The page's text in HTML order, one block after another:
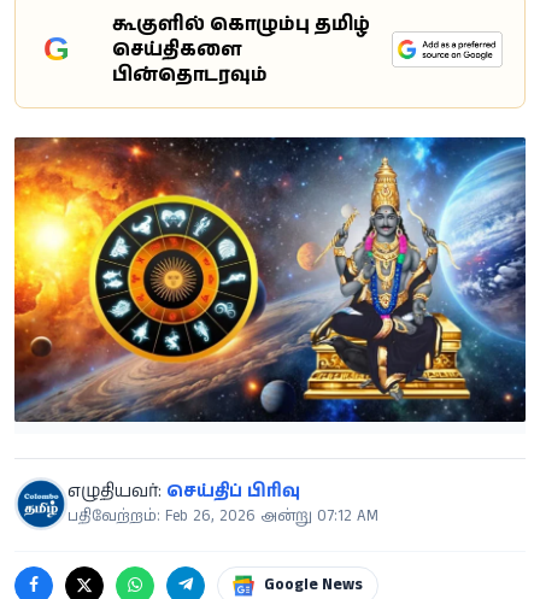
G
கூகுளில் கொழும்பு தமிழ்
செய்திகளை
பின்தொடரவும்
எழுதியவர்: செய்திப் பிரிவு
பதிவேற்றம்: Feb 26, 2026 அன்று 07:12 AM
Google News